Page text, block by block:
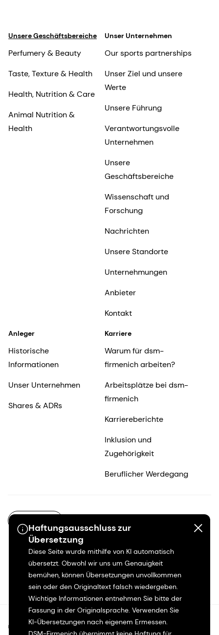
Haftungsausschluss zur
Übersetzung
Diese Seite wurde mithilfe von KI automatisch
übersetzt. Obwohl wir uns um Genauigkeit
bemühen, können Übersetzungen unvollkommen
sein oder den Originaltext falsch wiedergeben.
Wichtige Informationen entnehmen Sie bitte der
Fassung in der Originalsprache. Verwenden Sie
KI-Übersetzungen nach eigenem Ermessen.
Unsere Geschäftsbereiche
Perfumery & Beauty
Taste, Texture & Health
Health, Nutrition & Care
Animal Nutrition &
Health
Unser Unternehmen
Our sports partnerships
Unser Ziel und unsere
Werte
Unsere Führung
Verantwortungsvolle
Unternehmen
Unsere
Geschäftsbereiche
Wissenschaft und
Forschung
Nachrichten
Unsere Standorte
Unternehmungen
Anbieter
Kontakt
Anleger
Historische
Informationen
Unser Unternehmen
Shares & ADRs
Karriere
Warum für dsm-
firmenich arbeiten?
Arbeitsplätze bei dsm-
firmenich
Karriereberichte
Inklusion und
Zugehörigkeit
Beruflicher Werdegang
©2026 dsm-firmenich. Alle Rechte vorbehalten.